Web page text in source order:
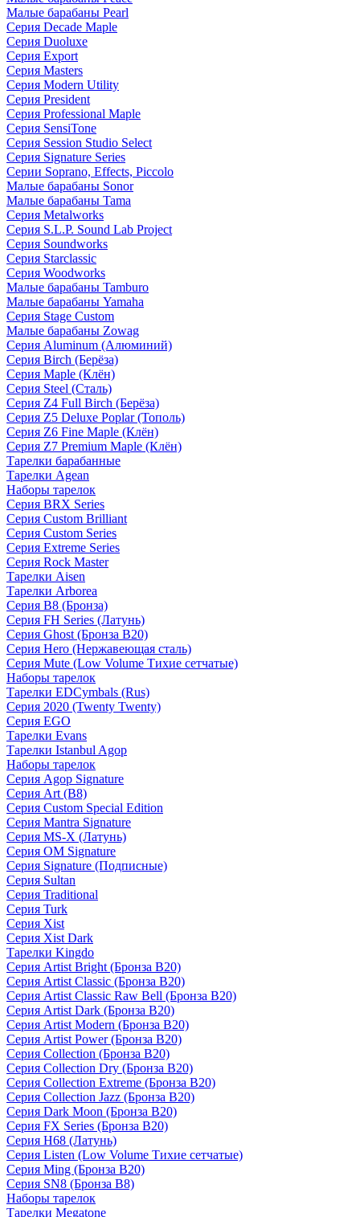
Малые барабаны Pearl
Серия Decade Maple
Серия Duoluxe
Серия Export
Серия Masters
Серия Modern Utility
Серия President
Серия Professional Maple
Серия SensiTone
Серия Session Studio Select
Серия Signature Series
Серии Soprano, Effects, Piccolo
Малые барабаны Sonor
Малые барабаны Tama
Серия Metalworks
Серия S.L.P. Sound Lab Project
Серия Soundworks
Серия Starclassic
Серия Woodworks
Малые барабаны Tamburo
Малые барабаны Yamaha
Серия Stage Custom
Малые барабаны Zowag
Серия Aluminum (Алюминий)
Серия Birch (Берёза)
Серия Maple (Клён)
Серия Steel (Сталь)
Серия Z4 Full Birch (Берёза)
Серия Z5 Deluxe Poplar (Тополь)
Серия Z6 Fine Maple (Клён)
Серия Z7 Premium Maple (Клён)
Тарелки барабанные
Тарелки Agean
Наборы тарелок
Серия BRX Series
Серия Custom Brilliant
Серия Custom Series
Серия Extreme Series
Серия Rock Master
Тарелки Aisen
Тарелки Arborea
Серия B8 (Бронза)
Серия FH Series (Латунь)
Серия Ghost (Бронза B20)
Серия Hero (Нержавеющая сталь)
Серия Mute (Low Volume Тихие сетчатые)
Наборы тарелок
Тарелки EDCymbals (Rus)
Серия 2020 (Twenty Twenty)
Серия EGO
Тарелки Evans
Тарелки Istanbul Agop
Наборы тарелок
Серия Agop Signature
Серия Art (B8)
Серия Custom Special Edition
Серия Mantra Signature
Серия MS-X (Латунь)
Серия OM Signature
Серия Signature (Подписные)
Серия Sultan
Серия Traditional
Серия Turk
Серия Xist
Серия Xist Dark
Тарелки Kingdo
Серия Artist Bright (Бронза B20)
Серия Artist Classic (Бронза B20)
Серия Artist Classic Raw Bell (Бронза B20)
Серия Artist Dark (Бронза B20)
Серия Artist Modern (Бронза B20)
Серия Artist Power (Бронза B20)
Серия Collection (Бронза B20)
Серия Collection Dry (Бронза B20)
Серия Collection Extreme (Бронза B20)
Серия Collection Jazz (Бронза B20)
Серия Dark Moon (Бронза B20)
Серия FX Series (Бронза B20)
Серия H68 (Латунь)
Серия Listen (Low Volume Тихие сетчатые)
Серия Ming (Бронза B20)
Серия SN8 (Бронза B8)
Наборы тарелок
Тарелки Megatone